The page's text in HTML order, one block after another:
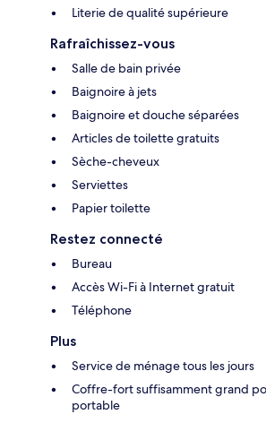
Literie de qualité supérieure
Rafraîchissez-vous
Salle de bain privée
Baignoire à jets
Baignoire et douche séparées
Articles de toilette gratuits
Sèche-cheveux
Serviettes
Papier toilette
Restez connecté
Bureau
Accès Wi-Fi à Internet gratuit
Téléphone
Plus
Service de ménage tous les jours
Coffre-fort suffisamment grand
portable